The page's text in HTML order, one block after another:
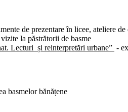
de prezentare în licee, ateliere
la păstrătorii de basme
Lecturi și reinterpretări urbane” -
basmelor bănățene